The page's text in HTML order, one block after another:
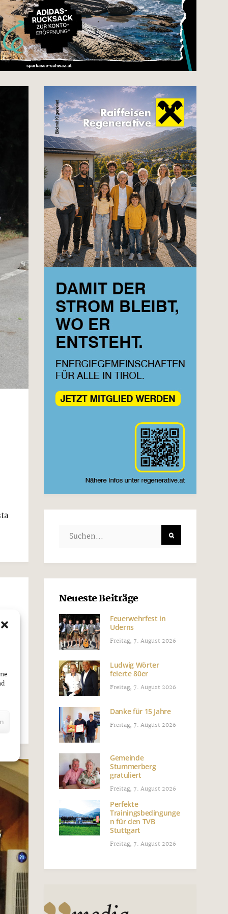
Neueste Beiträge
Feuerwehrfest in
Uderns
Freitag, 7. August 2026
Ludwig Wörter
feierte 80er
Freitag, 7. August 2026
Danke für 15 Jahre
Freitag, 7. August 2026
Gemeinde
Stummerberg
gratuliert
Freitag, 7. August 2026
Perfekte
Trainingsbedingunge
n für den TVB
Stuttgart
Freitag, 7. August 2026